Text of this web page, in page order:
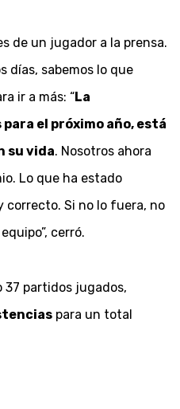
de un jugador a la prensa.
días, sabemos lo que
ir a más: “La
el próximo año, está
su vida. Nosotros ahora
Lo que ha estado
correcto. Si no lo fuera, no
cerró.
37 partidos jugados,
para un total